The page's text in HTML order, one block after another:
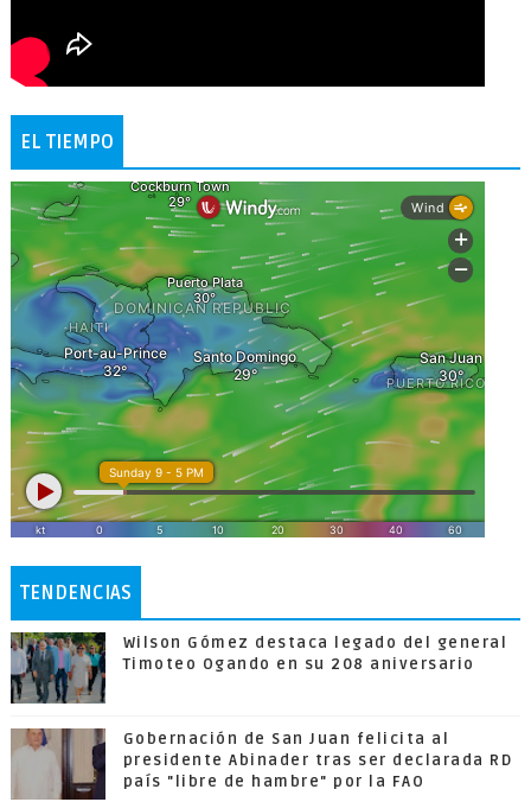
EL TIEMPO
TENDENCIAS
Wilson Gómez destaca legado del general
Timoteo Ogando en su 208 aniversario
Gobernación de San Juan felicita al
presidente Abinader tras ser declarada RD
país "libre de hambre" por la FAO